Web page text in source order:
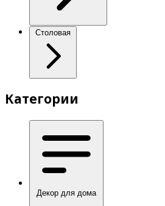
Столовая
Категории
Декор для дома